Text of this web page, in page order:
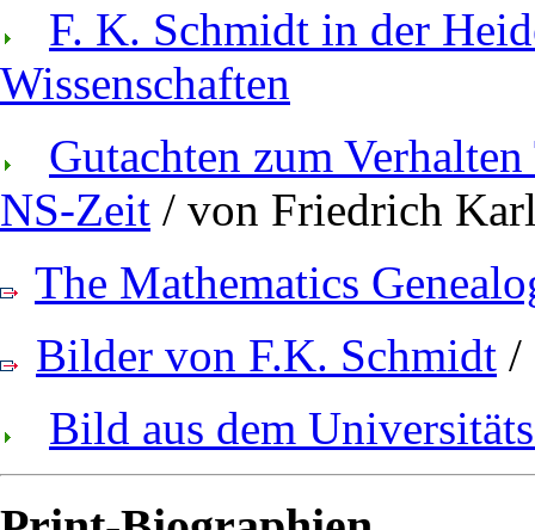
F. K. Schmidt in der
Wissenschaften
Gutachten zum
NS-Zeit / von Friedrich
The Mathematics
Bilder von F.K. Schmidt /
Bild aus dem